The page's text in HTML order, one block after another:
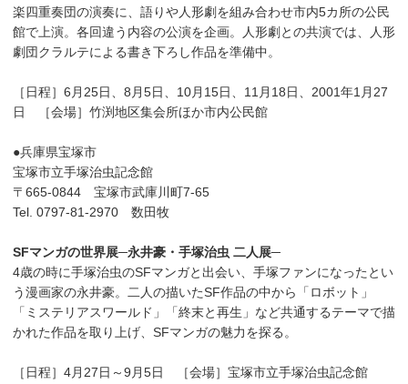
楽四重奏団の演奏に、語りや人形劇を組み合わせ市内5カ所の公民
館で上演。各回違う内容の公演を企画。人形劇との共演では、人形
劇団クラルテによる書き下ろし作品を準備中。
［日程］6月25日、8月5日、10月15日、11月18日、2001年1月27
日 ［会場］竹渕地区集会所ほか市内公民館
●兵庫県宝塚市
宝塚市立手塚治虫記念館
〒665-0844 宝塚市武庫川町7-65
Tel. 0797-81-2970 数田牧
SFマンガの世界展─永井豪・手塚治虫 二人展─
4歳の時に手塚治虫のSFマンガと出会い、手塚ファンになったとい
う漫画家の永井豪。二人の描いたSF作品の中から「ロボット」
「ミステリアスワールド」「終末と再生」など共通するテーマで描
かれた作品を取り上げ、SFマンガの魅力を探る。
［日程］4月27日～9月5日 ［会場］宝塚市立手塚治虫記念館